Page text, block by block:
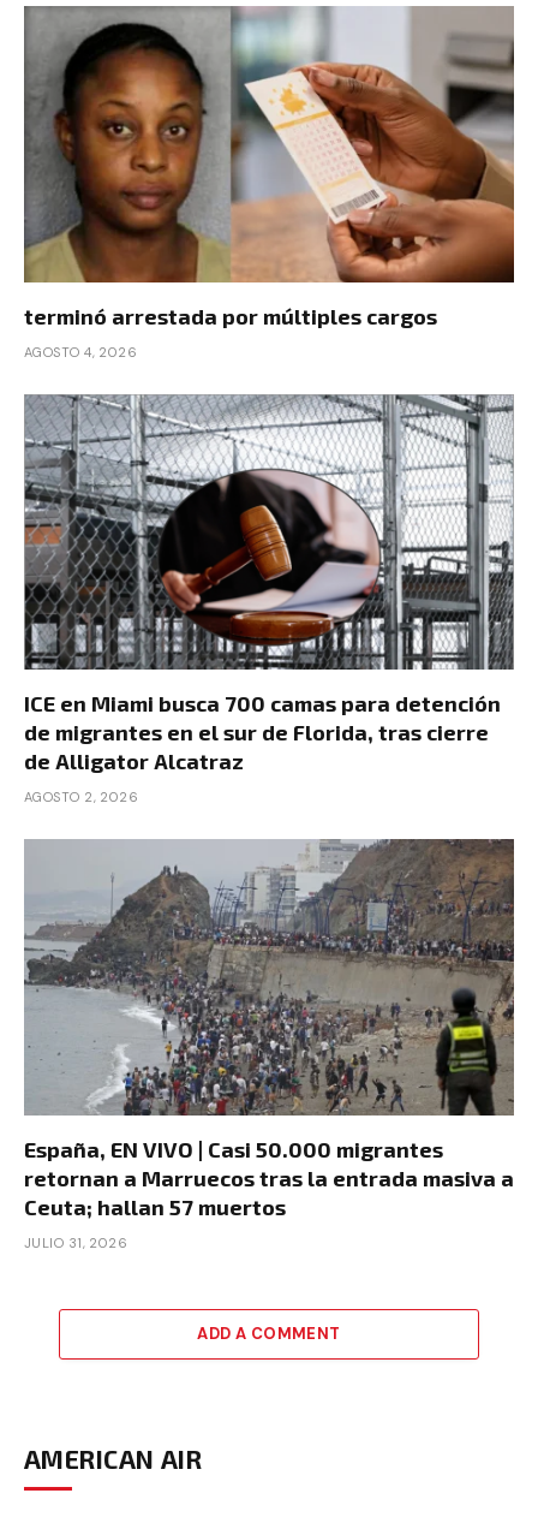
terminó arrestada por múltiples cargos
AGOSTO 4, 2026
ICE en Miami busca 700 camas para detención
de migrantes en el sur de Florida, tras cierre
de Alligator Alcatraz
AGOSTO 2, 2026
España, EN VIVO | Casi 50.000 migrantes
retornan a Marruecos tras la entrada masiva a
Ceuta; hallan 57 muertos
JULIO 31, 2026
ADD A COMMENT
AMERICAN AIR